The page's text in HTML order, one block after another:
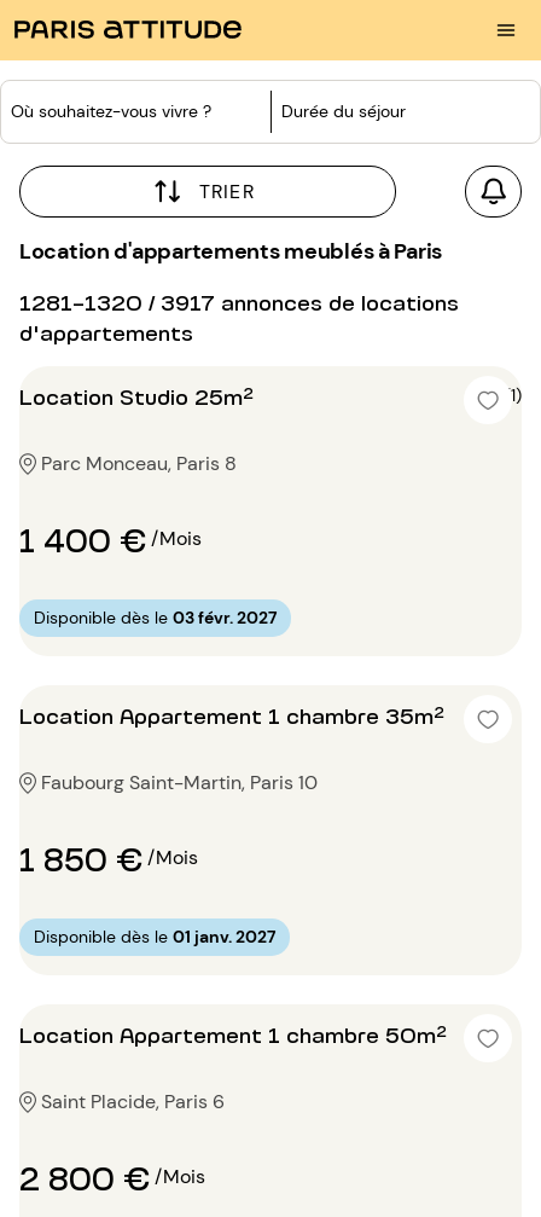
Où souhaitez-vous vivre ? Durée du séjour
TRIER
Location d'appartements meublés à Paris
1281-1320 / 3917 annonces de locations
d'appartements
Location Studio 25m² 5 (1)
Parc Monceau, Paris 8
1 400 €/Mois
Disponible dès le 03 févr. 2027
Location Appartement 1 chambre 35m²
Faubourg Saint-Martin, Paris 10
1 850 €/Mois
Disponible dès le 01 janv. 2027
Location Appartement 1 chambre 50m²
Saint Placide, Paris 6
2 800 €/Mois